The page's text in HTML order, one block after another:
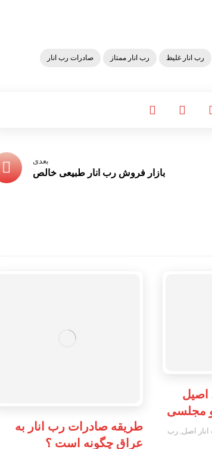
رب انار غلیظ رب انار ممتاز صادرات رب انار
بعدی
بازار فروش رب انار طبیعی خالص
اصیل
و مجلسی
اصل رب
طریقه صادرات رب انار به
عراق چگونه است ؟